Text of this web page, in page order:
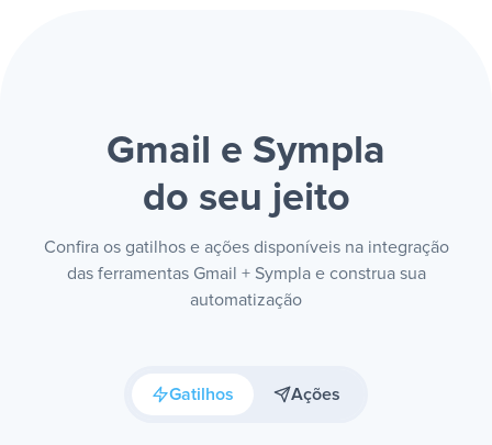
Gmail e Sympla
do seu jeito
Confira os gatilhos e ações disponíveis na integração
das ferramentas Gmail + Sympla e construa sua
automatização
Gatilhos Ações